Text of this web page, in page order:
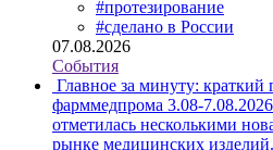
#протезирование
#сделано в России
07.08.2026
События
Главное за минуту: краткий
фарммедпрома 3.08-7.08.2026
отметилась несколькими
рынке медицинских